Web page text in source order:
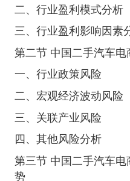
二、行业盈利模式分析
三、行业盈利影响因素
第二节 中国二手汽车
一、行业政策风险
二、宏观经济波动风险
三、关联产业风险
四、其他风险分析
第三节 中国二手汽车
势